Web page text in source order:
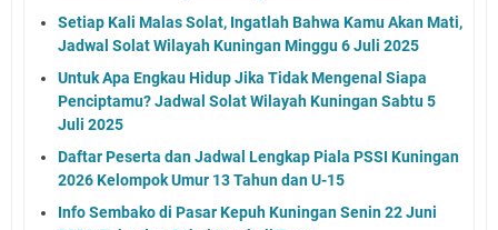
Setiap Kali Malas Solat, Ingatlah Bahwa Kamu Akan Mati,
Jadwal Solat Wilayah Kuningan Minggu 6 Juli 2025
Untuk Apa Engkau Hidup Jika Tidak Mengenal Siapa
Penciptamu? Jadwal Solat Wilayah Kuningan Sabtu 5
Juli 2025
Daftar Peserta dan Jadwal Lengkap Piala PSSI Kuningan
2026 Kelompok Umur 13 Tahun dan U-15
Info Sembako di Pasar Kepuh Kuningan Senin 22 Juni